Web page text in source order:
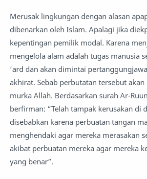
Merusak lingkungan dengan alasan
dibenarkan oleh Islam. Apalagi jika
kepentingan pemilik modal. Karena
mengelola alam adalah tugas manusia
‘ard dan akan dimintai
akhirat. Sebab perbutatan tersebut
murka Allah. Berdasarkan surah Ar-
berfirman: “Telah tampak kerusakan di
disebabkan karena perbuatan tangan
menghendaki agar mereka merasakan
akibat perbuatan mereka agar mereka
yang benar”.